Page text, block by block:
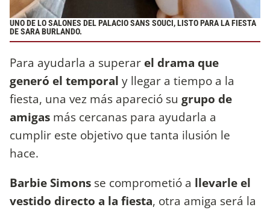
UNO DE LO SALONES DEL PALACIO SANS SOUCI, LISTO PARA LA FIESTA
DE SARA BURLANDO.
Para ayudarla a superar el drama que
generó el temporal y llegar a tiempo a la
fiesta, una vez más apareció su grupo de
amigas más cercanas para ayudarla a
cumplir este objetivo que tanta ilusión le
hace.
Barbie Simons se comprometió a llevarle el
vestido directo a la fiesta, otra amiga será la